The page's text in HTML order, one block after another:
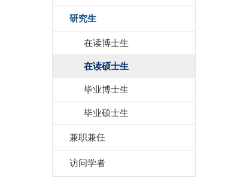
研究生
在读博士生
在读硕士生
毕业博士生
毕业硕士生
兼职兼任
访问学者